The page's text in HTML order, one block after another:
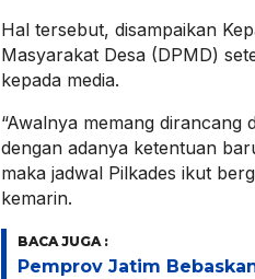
Hal tersebut, disampaikan
Masyarakat Desa (DPMD)
kepada media.
“Awalnya memang dirancang
dengan adanya ketentuan
maka jadwal Pilkades ikut
kemarin.
BACA JUGA :
Pemprov Jatim